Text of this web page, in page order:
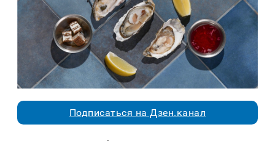
Подписаться на Дзен.канал